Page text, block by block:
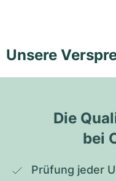
Unsere
Die
bei
Prüfung jeder